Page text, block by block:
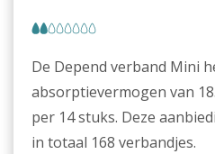
De Depend verband Mini
absorptievermogen van
per 14 stuks. Deze
in totaal 168 verbandjes.